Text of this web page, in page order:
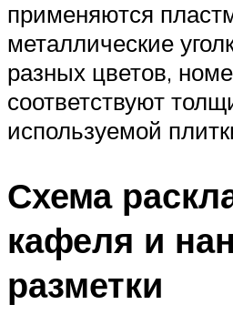
применяются
металлические
разных цветов,
соответствуют
используемой
Схема
кафеля и
разметки